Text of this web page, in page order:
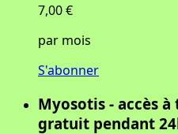
7,00 €
par mois
S'abonner
Myosotis - accès
gratuit pendant